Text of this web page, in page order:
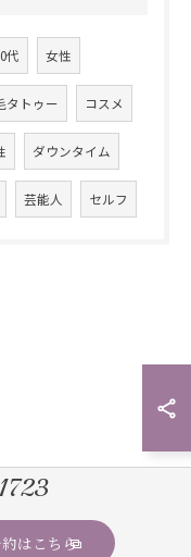
代 女性
タトゥー コスメ
ダウンタイム
芸能人 セルフ
はこちら